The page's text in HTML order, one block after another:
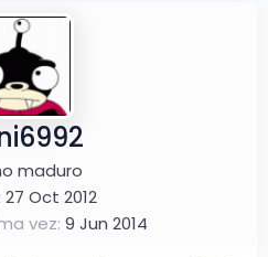
maduro
27 Oct 2012
vez 9 Jun 2014